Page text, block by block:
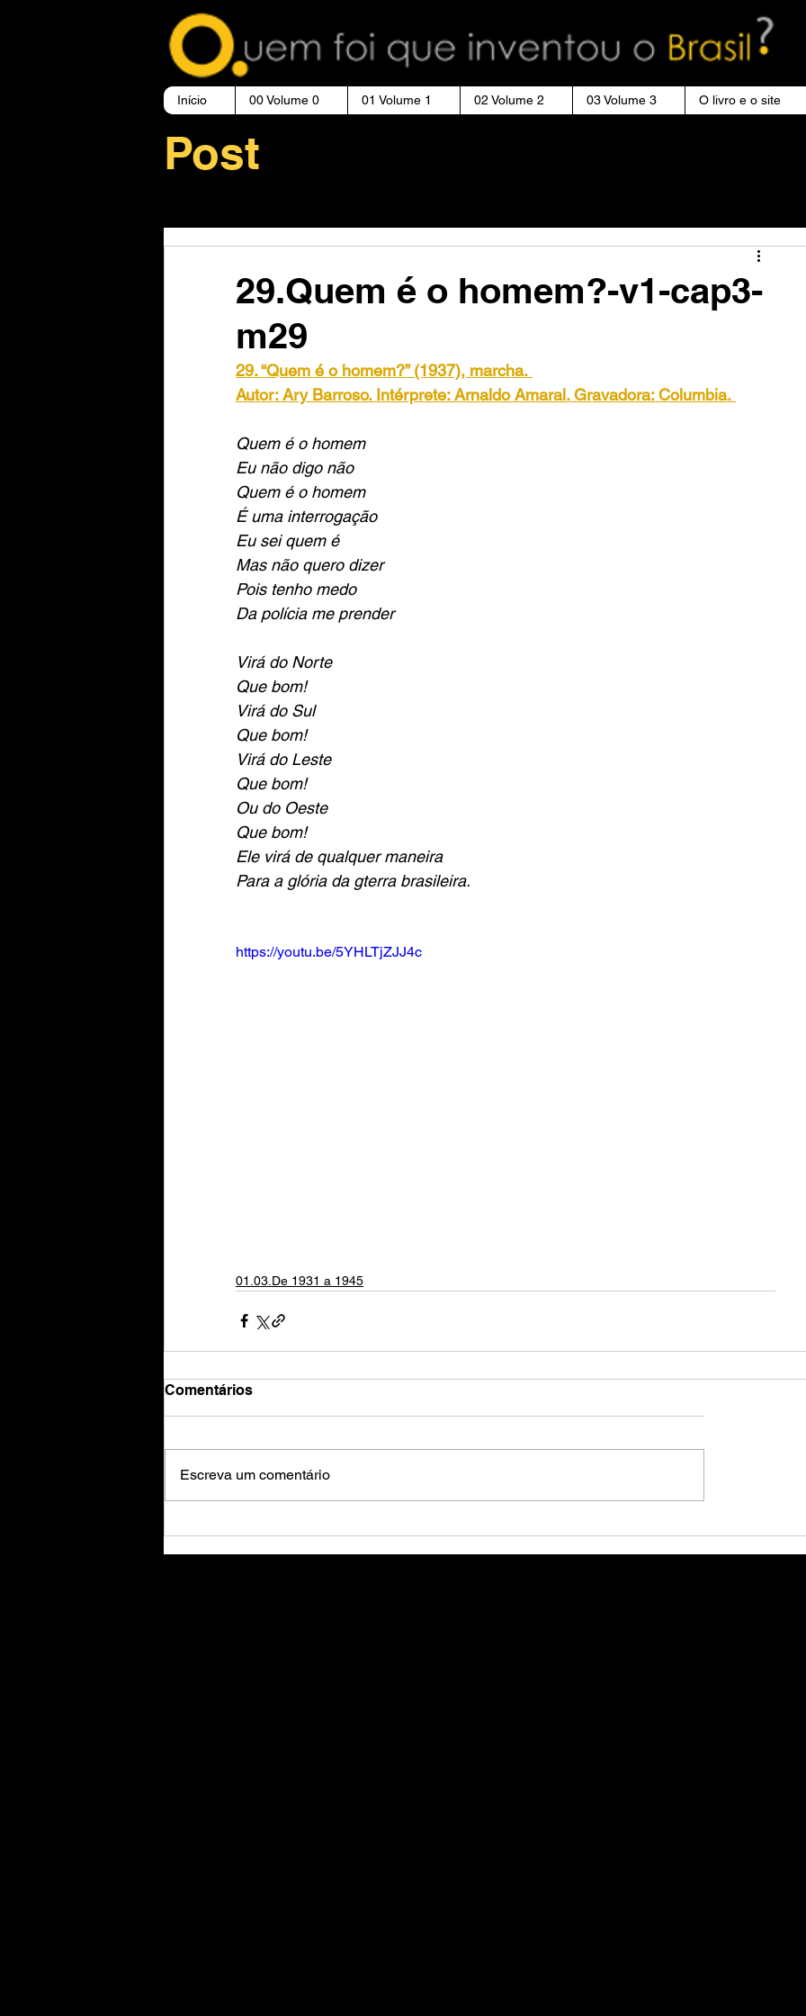
Início 00 Volume 0 01 Volume 1 02 Volume 2 03 Volume 3 O livro e o site
Post
29.Quem é o homem?-v1-cap3-
m29
29. “Quem é o homem?” (1937), marcha.
Autor: Ary Barroso. Intérprete: Arnaldo Amaral. Gravadora: Columbia.
Quem é o homem
Eu não digo não
Quem é o homem
É uma interrogação
Eu sei quem é
Mas não quero dizer
Pois tenho medo
Da polícia me prender
Virá do Norte
Que bom!
Virá do Sul
Que bom!
Virá do Leste
Que bom!
Ou do Oeste
Que bom!
Ele virá de qualquer maneira
Para a glória da gterra brasileira.
https://youtu.be/5YHLTjZJJ4c
01.03.De 1931 a 1945
Comentários
Escreva um comentário